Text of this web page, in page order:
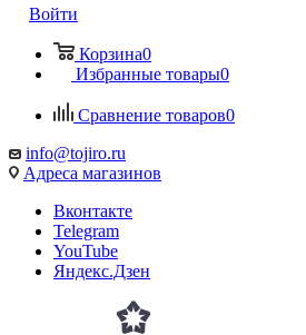
Войти
Корзина0
Избранные товары0
Сравнение товаров0
info@tojiro.ru
Адреса магазинов
Вконтакте
Telegram
YouTube
Яндекс.Дзен